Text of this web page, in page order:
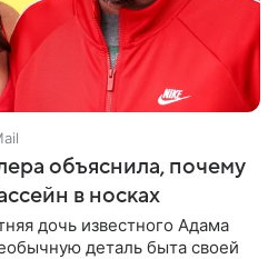
объяснила, почему
в носках
дочь известного Адама
деталь быта своей